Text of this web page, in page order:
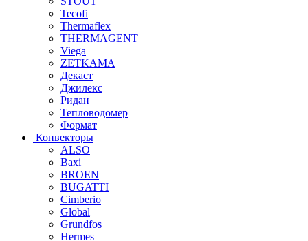
Tecofi
Thermaflex
THERMAGENT
Viega
ZETKAMA
Декаст
Джилекс
Ридан
Тепловодомер
Формат
Конвекторы
ALSO
Baxi
BROEN
BUGATTI
Cimberio
Global
Grundfos
Hermes